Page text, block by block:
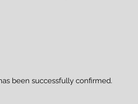
been successfully confirmed.